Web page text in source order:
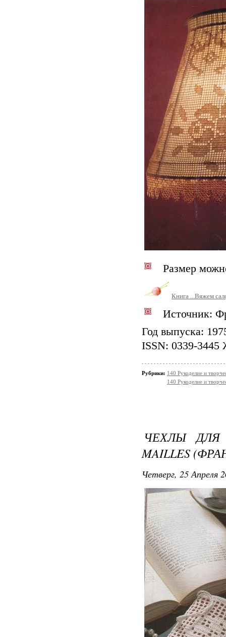
Размер
Книга ...Вяжем
Источник:
Год выпуска:
ISSN: 0339-3445
Рубрики: 140 Рукоделие и
140 Рукоделие и
ЧЕХЛЫ
MAILLES
Четверг, 25 Апреля